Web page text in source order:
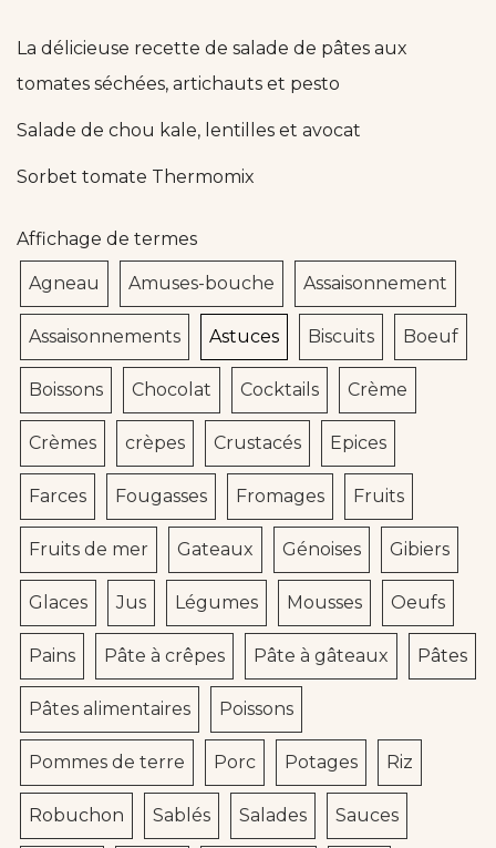
La délicieuse recette de salade de pâtes aux
tomates séchées, artichauts et pesto
Salade de chou kale, lentilles et avocat
Sorbet tomate Thermomix
Affichage de termes
Agneau Amuses-bouche Assaisonnement
Assaisonnements Astuces Biscuits Boeuf
Boissons Chocolat Cocktails Crème
Crèmes crèpes Crustacés Epices
Farces Fougasses Fromages Fruits
Fruits de mer Gateaux Génoises Gibiers
Glaces Jus Légumes Mousses Oeufs
Pains Pâte à crêpes Pâte à gâteaux Pâtes
Pâtes alimentaires Poissons
Pommes de terre Porc Potages Riz
Robuchon Sablés Salades Sauces